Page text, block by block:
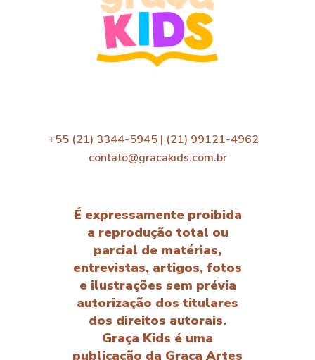
+55 (21) 3344-5945 | (21) 99121-4962
contato@gracakids.com.br
É expressamente proibida
a reprodução total ou
parcial de matérias,
entrevistas, artigos, fotos
e ilustrações sem prévia
autorização dos titulares
dos direitos autorais.
Graça Kids é uma
publicação da Graça Artes